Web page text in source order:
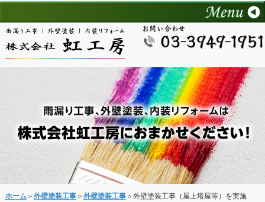
ホーム＞ 外壁塗装工事＞ 外壁塗装工事＞外壁塗装工事（屋上塔屋等）を実施